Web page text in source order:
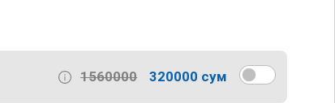
1560000 320000 сум